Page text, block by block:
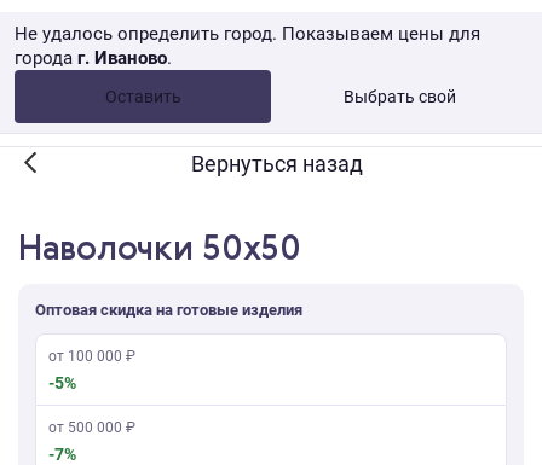
Не удалось определить город. Показываем цены для
города г. Иваново.
Оставить Выбрать свой
от 10 000 ₽ Розница → WB
Вернуться назад
Наволочки 50х50
Оптовая скидка на готовые изделия
от 100 000 ₽
-5%
от 500 000 ₽
-7%